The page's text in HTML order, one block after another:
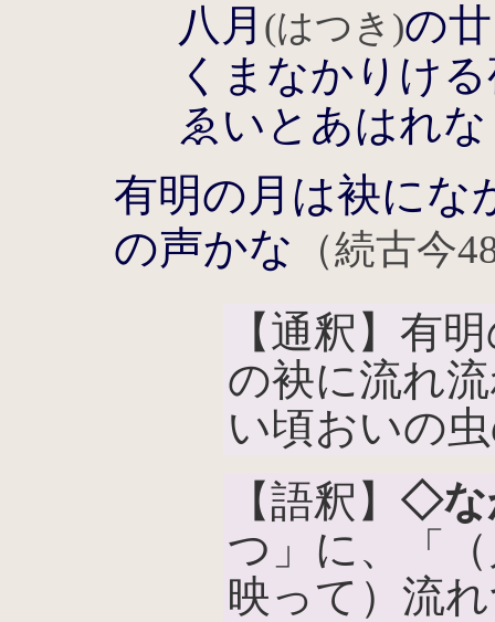
八月 (はつき)の
くまなかりけ
ゑいとあはれ
有明の月は袂にな
の声かな （続古今
【通釈】有
の袂に流れ
い頃おいの
【語釈】 ◇な
つ」に、「
映って）流